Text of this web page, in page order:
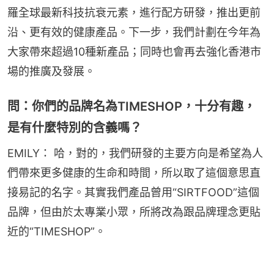
羅全球最新科技抗衰元素，進行配方研發，推出更前
沿、更有效的健康產品。下一步，我們計劃在今年為
大家帶來超過10種新產品；同時也會再去強化香港市
場的推廣及發展。
問：你們的品牌名為TIMESHOP，十分有趣，
是有什麼特別的含義嗎？
EMILY： 哈，對的，我們研發的主要方向是希望為人
們帶來更多健康的生命和時間，所以取了這個意思直
接易記的名字。其實我們產品曾用“SIRTFOOD”這個
品牌，但由於太專業小眾，所將改為跟品牌理念更貼
近的“TIMESHOP”。